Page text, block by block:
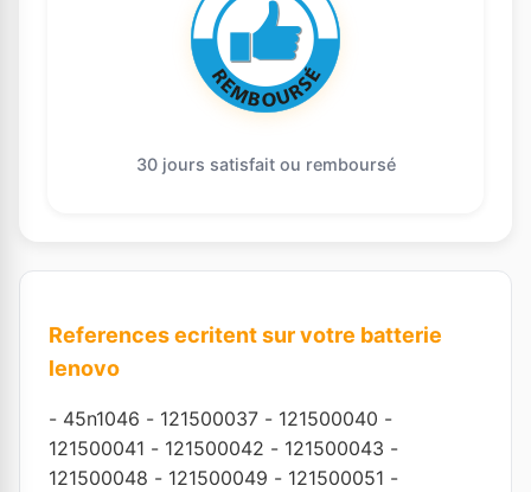
30 jours satisfait ou remboursé
References ecritent sur votre batterie
lenovo
- 45n1046 - 121500037 - 121500040 -
121500041 - 121500042 - 121500043 -
121500048 - 121500049 - 121500051 -